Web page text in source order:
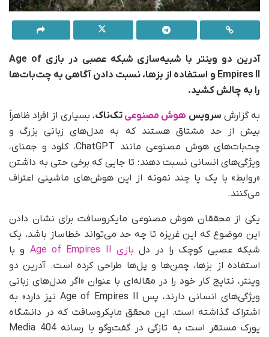
آدرین دو وینتر با شبیه‌سازی شبکه‌ عصبی در بازی Age of
Empires II و استفاده از بزها، نسبت دادن آگاهی به چت‌بات‌ها
را به چالش کشید.
به گزارش سرویس هوش مصنوعیتک‌ناک، بسیاری از افراد ظاهراً
بیش از حد مشتاق‌ هستند که به مدل‌های زبانی بزرگ و
چت‌بات‌های هوش مصنوعی مانند ChatGPT، کلود و جمنای،
ویژگی‌های انسانی نسبت دهند؛ تا جایی که برخی حتی به داشتن
«روابط» با یک یا چند نمونه از این هوش‌های ماشینی اعتراف
می‌کنند.
یکی از محققان هوش مصنوعی مایکروسافت برای نشان دادن
این موضوع که این غریزه تا چه حد می‌تواند خطاساز باشد، یک
شبکه عصبی کوچک را در دل بازی Age of Empires II
و با
استفاده از بزها، چمن‌ها و پل‌ها طراحی کرده است. آدرین دو
وینتر، نتایج کار خود را در مقاله‌ای با عنوان «اگر مدل‌های زبانی
ویژگی‌های انسانی دارند، پس Age of Empires II نیز دارد» به
اشتراک گذاشته است. این محقق مایکروسافت که در دانشگاه
یورک مستقر است به تازگی در گفت‌وگو با رسانه 404 Media